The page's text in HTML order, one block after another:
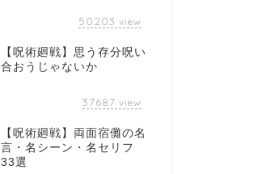
50203 view
【呪術廻戦】思う存分呪い
合おうじゃないか
37687 view
【呪術廻戦】両面宿儺の名
言・名シーン・名セリフ
33選